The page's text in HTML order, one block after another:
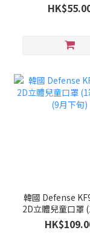
韓國 Defense
2D立體兒童口罩
個)(9月下